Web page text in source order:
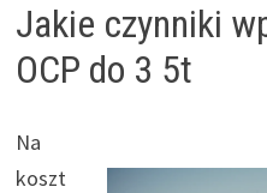
Jakie czynniki
OCP do 3 5t
Na
koszt